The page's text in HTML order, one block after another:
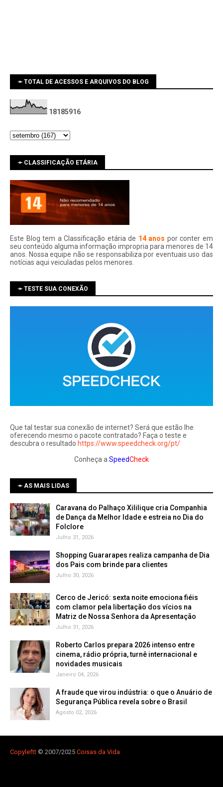
➛ TOTAL DE ACESSOS E ARQUIVOS DO BLOG
1 81 8591 6
➛ CLASSIFICAÇÃO ETÁRIA
Este Blog tem a Classificação etária de 14 anos por conter em
seu conteúdo alguma informação impropria para menores de 14
anos. Nossa equipe não se responsabiliza por eventuais uso das
notí­cias aqui veiculadas pelos menores.
➛ TESTE SUA CONEXÃO
Que tal testar sua conexão de internet? Será que estão lhe
oferecendo mesmo o pacote contratado? Faça o teste e
descubra o resultado https://www.speedcheck.org/pt/
Conheça a SpeedCheck
➛ AS MAIS LIDAS
Caravana do Palhaço Xililique cria Companhia
de Dança da Melhor Idade e estreia no Dia do
Folclore
Julho 31, 2026
Shopping Guararapes realiza campanha de Dia
dos Pais com brinde para clientes
Julho 30, 2026
Cerco de Jericó: sexta noite emociona fiéis
com clamor pela libertação dos vícios na
Matriz de Nossa Senhora da Apresentação
Julho 31, 2026
Roberto Carlos prepara 2026 intenso entre
cinema, rádio própria, turnê internacional e
novidades musicais
Janeiro 04, 2026
A fraude que virou indústria: o que o Anuário de
Segurança Pública revela sobre o Brasil
Agosto 02, 2026
Copyleftt © 2007/2025 Coisas da Vida